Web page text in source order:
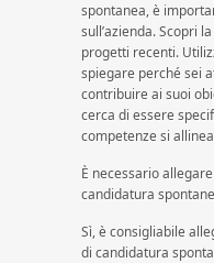
spontanea, è
sull’azienda. Scopri
progetti recenti.
spiegare perché sei
contribuire ai suoi
cerca di essere
competenze si
È necessario
candidatura
Sì, è consigliabile
di candidatura